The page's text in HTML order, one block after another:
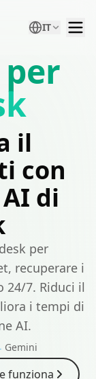
IT
il
con
di
per
recuperare i
7. Riduci il
i tempi di
AI.
Gemini
funziona